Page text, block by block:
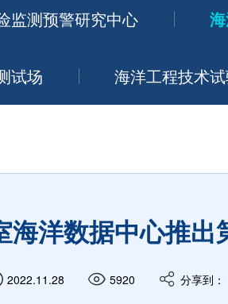
监测预警研究中心
试场 海洋工程技术
海洋数据中心推
2022.11.28 5920 分享到：